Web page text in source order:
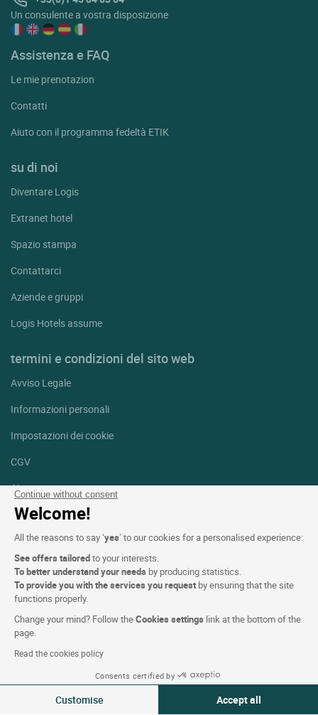
Continue without consent
Welcome!
All the reasons to say ‘yes’ to our cookies for a personalised experience:
See offers tailoredto your interests.
To better understand your needs by producing statistics.
To provide you with the services you request by ensuring that the site
functions properly.
Change your mind? Follow theCookies settings link at the bottom of the
page.
Read the cookies policy
Consents certified by
Customise Accept all
Un consulente a vostra disposizione
Assistenza e FAQ
Le mie prenotazion
Contatti
Aiuto con il programma fedeltà ETIK
su di noi
Diventare Logis
Extranet hotel
Spazio stampa
Contattarci
Aziende e gruppi
Logis Hotels assume
termini e condizioni del sito web
Avviso Legale
Informazioni personali
Impostazioni dei cookie
CGV
Aiuto
Mappa del sito
Crediti fotografici
Seguici
Facebook
Instagram
Linkedin
Logis Hotels copyright © 2026 Tutti i diritti riservati - CGV. Powered